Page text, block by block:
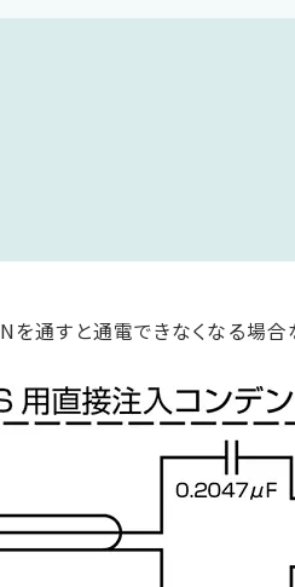
通すと通電できなくなる場合